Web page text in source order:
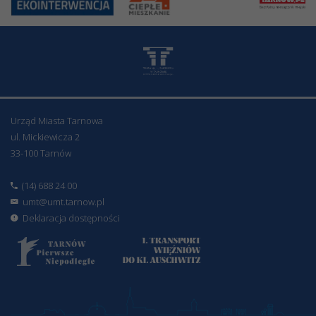
Urząd Miasta Tarnowa
ul. Mickiewicza 2
33-100 Tarnów
(14) 688 24 00
umt@umt.tarnow.pl
Deklaracja dostępności